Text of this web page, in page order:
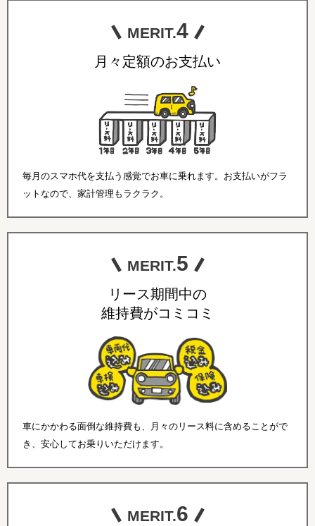
MERIT.4
月々定額のお支払い
毎月のスマホ代を支払う感覚でお車に乗れます。お支払いがフラ
ットなので、家計管理もラクラク。
MERIT.5
リース期間中の
維持費がコミコミ
車にかかわる面倒な維持費も、月々のリース料に含めることがで
き、安心してお乗りいただけます。
MERIT.6